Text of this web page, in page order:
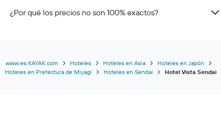
¿Por qué los precios no son 100% exactos?
www.es.KAYAK.com Hoteles Hoteles en Asia
Hoteles en Japón
Hoteles en Prefectura de Miyagi
Hoteles en Sendai Hotel Vista Sendai